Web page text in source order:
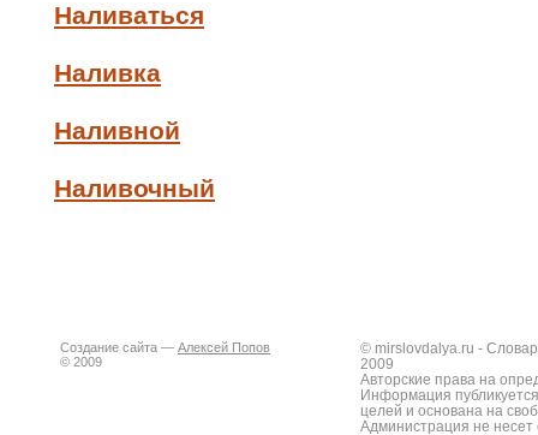
Наливаться
Наливка
Наливной
Наливочный
Создание сайта — Алексей Попов
© 2009
© mirslovdalya.ru -
2009
Авторские права на
Информация
целей и основана на
Администрация не несет